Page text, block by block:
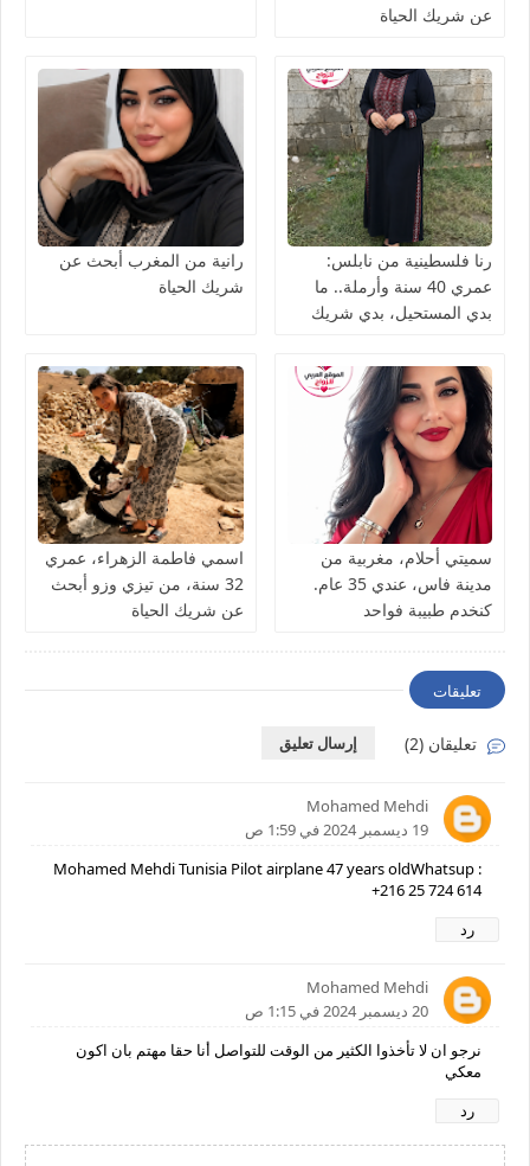
عن شريك الحياة
رنا فلسطينية من نابلس:
عمري 40 سنة وأرملة.. ما
بدي المستحيل، بدي شريك
رانية من المغرب أبحث عن
شريك الحياة
سميتي أحلام، مغربية من
مدينة فاس، عندي 35 عام.
كنخدم طبيبة فواحد
قيمة المرأة
اسمي فاطمة الزهراء، عمري
32 سنة، من تيزي وزو أبحث
عن شريك الحياة
تعليقات
تعليقان (2) إرسال تعليق
Mohamed Mehdi
19 ديسمبر 2024 في 1:59 ص
Mohamed Mehdi Tunisia Pilot airplane 47 years oldWhatsup :
+216 25 724 614
رد
Mohamed Mehdi
20 ديسمبر 2024 في 1:15 ص
نرجو ان لا تأخذوا الكثير من الوقت للتواصل أنا حقا مهتم بان اكون
معكي
رد